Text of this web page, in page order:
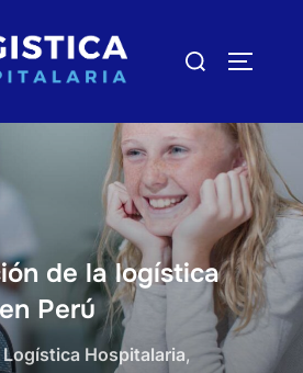
Buscar:
de la logística
Perú
Logística Hospitalaria,